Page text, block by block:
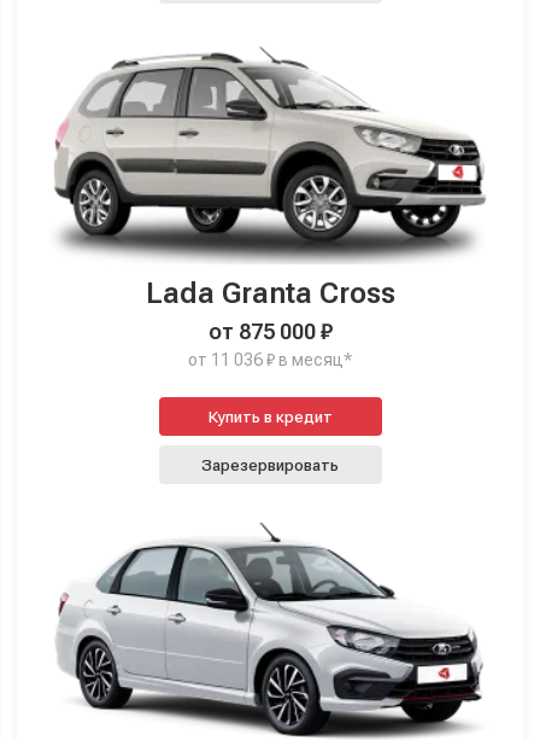
Lada Granta Cross
от 875 000 ₽
от 11 036 ₽ в месяц*
Купить в кредит
Зарезервировать